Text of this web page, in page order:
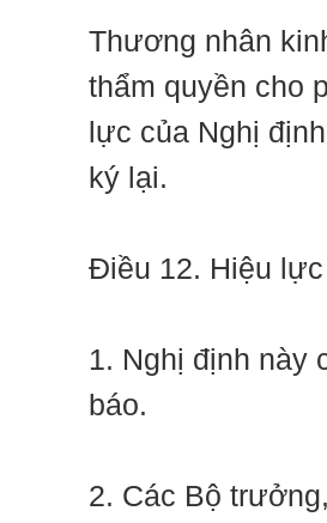
Thương nhân
thẩm quyền cho
lực của Nghị
ký lại.
Điều 12. Hiệu
1. Nghị định này
báo.
2. Các Bộ